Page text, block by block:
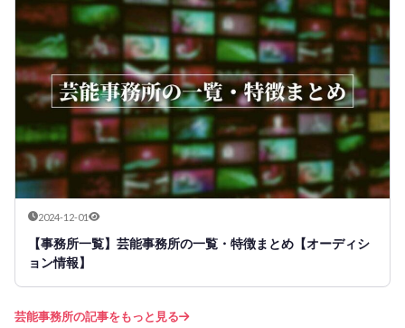
2024-12-01
【事務所一覧】芸能事務所の一覧・特徴まとめ【オーディシ
ョン情報】
芸能事務所の記事をもっと見る